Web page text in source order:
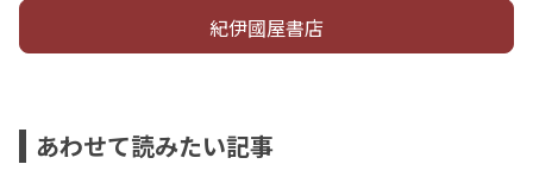
紀伊國屋書店
あわせて読みたい記事